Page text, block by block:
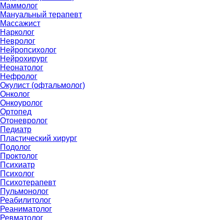
Маммолог
Мануальный терапевт
Массажист
Нарколог
Невролог
Нейропсихолог
Нейрохирург
Неонатолог
Нефролог
Окулист (офтальмолог)
Онколог
Онкоуролог
Ортопед
Отоневролог
Педиатр
Пластический хирург
Подолог
Проктолог
Психиатр
Психолог
Психотерапевт
Пульмонолог
Реабилитолог
Реаниматолог
Ревматолог